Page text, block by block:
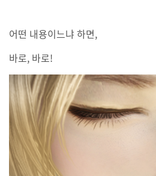
어떤 내용이느냐 하면,
바로, 바로!